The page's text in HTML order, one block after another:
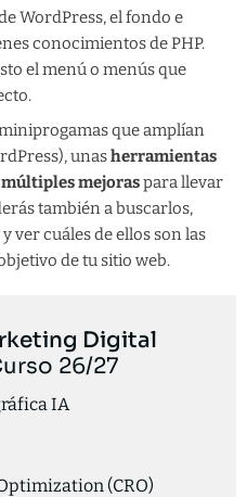
WordPress, el fondo e
conocimientos de PHP.
el menú o menús que
que amplían
unasherramientas
mejoraspara llevar
también a buscarlos,
ver cuáles de ellos son las
de tu sitio web.
Digital
26/27
IA
(CRO)